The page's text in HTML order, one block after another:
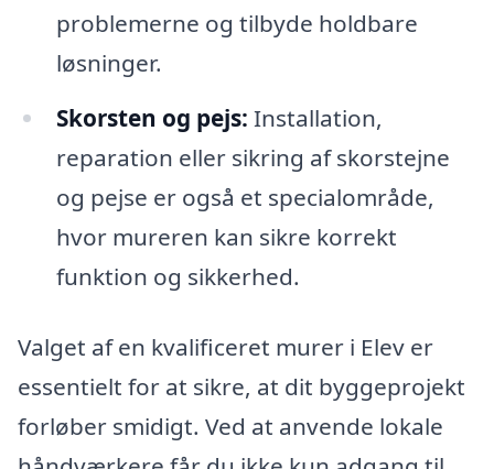
problemerne og tilbyde holdbare
løsninger.
Skorsten og pejs: Installation,
reparation eller sikring af skorstejne
og pejse er også et specialområde,
hvor mureren kan sikre korrekt
funktion og sikkerhed.
Valget af en kvalificeret murer i Elev er
essentielt for at sikre, at dit byggeprojekt
forløber smidigt. Ved at anvende lokale